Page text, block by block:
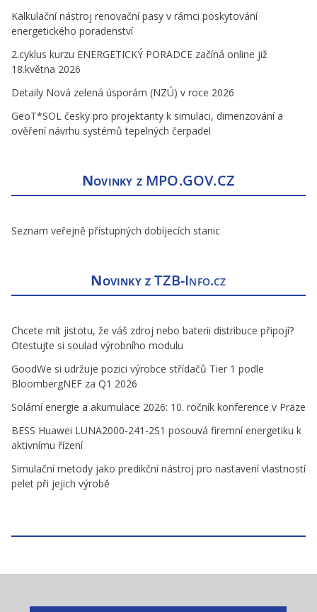
Kalkulační nástroj renovační pasy v rámci poskytování
energetického poradenství
2.cyklus kurzu ENERGETICKÝ PORADCE začíná online již
18.května 2026
Detaily Nová zelená úsporám (NZÚ) v roce 2026
GeoT*SOL česky pro projektanty k simulaci, dimenzování a
ověření návrhu systémů tepelných čerpadel
Novinky zMPO.GOV.CZ
Seznam veřejně přístupných dobíjecích stanic
Novinky zTZB-Info.cz
Chcete mít jistotu, že váš zdroj nebo baterii distribuce připojí?
Otestujte si soulad výrobního modulu
GoodWe si udržuje pozici výrobce střídačů Tier 1 podle
BloombergNEF za Q1 2026
Solární energie a akumulace 2026: 10. ročník konference v Praze
BESS Huawei LUNA2000-241-2S1 posouvá firemní energetiku k
aktivnímu řízení
Simulační metody jako predikční nástroj pro nastavení vlastností
pelet při jejich výrobě